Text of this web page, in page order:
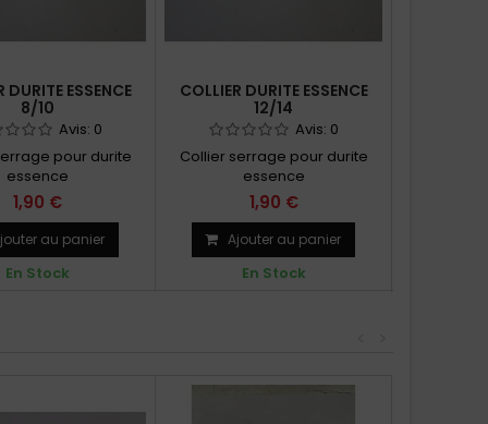
DURITE ESSENCE
8/10
Avis: 0
pour durite
essence
1,90 €
au panier
En Stock
COLLIER DURITE ESSENCE
12/14
Avis: 0
Collier serrage pour durite
essence
1,90 €
Ajouter au panier
En Stock